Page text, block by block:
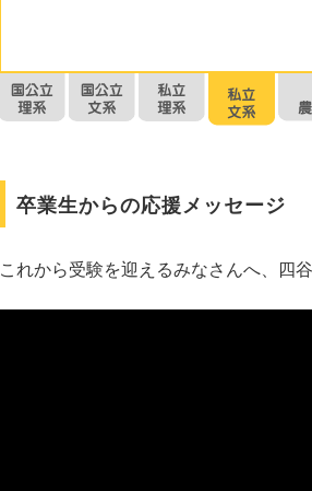
卒業生からの応援メッセージ
これから受験を迎えるみなさんへ、四